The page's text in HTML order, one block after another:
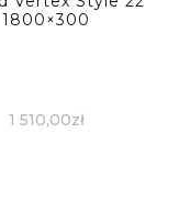
1800×300
1 510,00zł